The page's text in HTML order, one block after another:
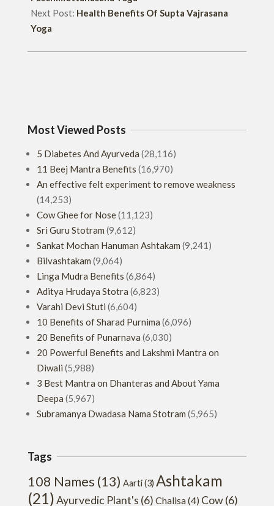
Next Post: Health Benefits Of Supta Vajrasana
Yoga
Most Viewed Posts
5 Diabetes And Ayurveda (28,116)
11 Beej Mantra Benefits (16,970)
An effective felt experiment to remove weakness
(14,253)
Cow Ghee for Nose(11,123)
Sri Guru Stotram (9,612)
Sankat Mochan Hanuman Ashtakam (9,241)
Bilvashtakam (9,064)
Linga Mudra Benefits (6,864)
Aditya Hrudaya Stotra (6,823)
Varahi Devi Stuti (6,604)
10 Benefits of Sharad Purnima (6,096)
20 Benefits of Punarnava (6,030)
20 Powerful Benefits and Lakshmi Mantra on
Diwali (5,988)
3 Best Mantra on Dhanteras and About Yama
Deepa (5,967)
Subramanya Dwadasa Nama Stotram (5,965)
Tags
108 Names (13) Aarti(3) Ashtakam
(21)Ayurvedic Plant's (6) Chalisa(4) Cow(6)